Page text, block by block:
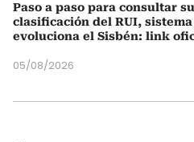
Paso a paso para consultar su
clasificación del RUI, sistema
evoluciona el Sisbén: link
05/08/2026